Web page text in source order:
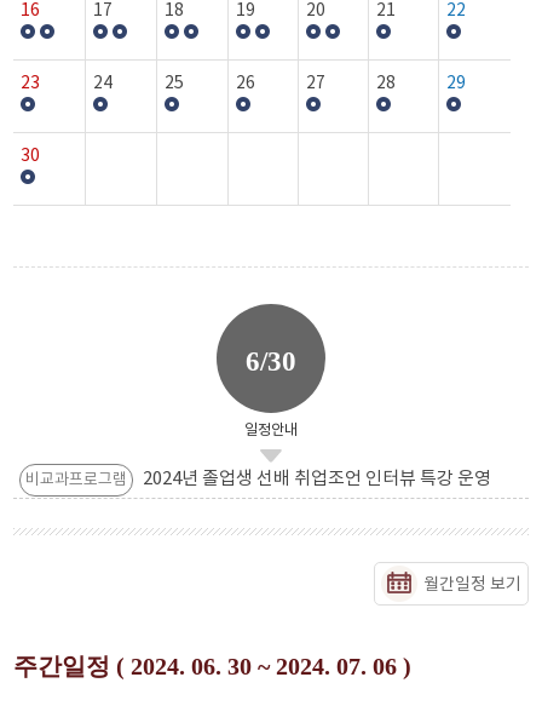
16 17 18 19 20 21 22
23 24 25 26 27 28 29
30
6/30
일정안내
비교과프로그램 2024년 졸업생 선배 취업조언 인터뷰 특강 운영
월간일정 보기
주간일정 ( 2024. 06. 30 ~ 2024. 07. 06 )